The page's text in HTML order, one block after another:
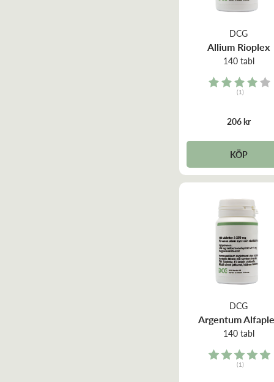
DCG
Allium Rioplex
140 tabl
Rating:
(1)
206 kr
KÖP
DCG
Argentum
140 tabl
Rating:
(1)